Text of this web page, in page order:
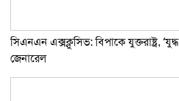
সিএনএন এক্সক্লুসিভ: বিপাকে যুক্তরাষ্ট্র,
জেনারেল